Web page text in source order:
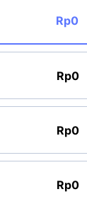
Rp0
Rp0
Rp0
Rp0